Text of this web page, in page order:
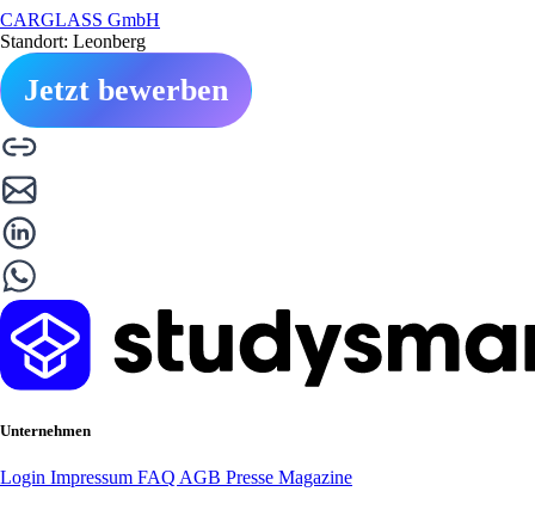
CARGLASS GmbH
Standort: Leonberg
Jetzt bewerben
Unternehmen
Login Impressum FAQ AGB Presse Magazine